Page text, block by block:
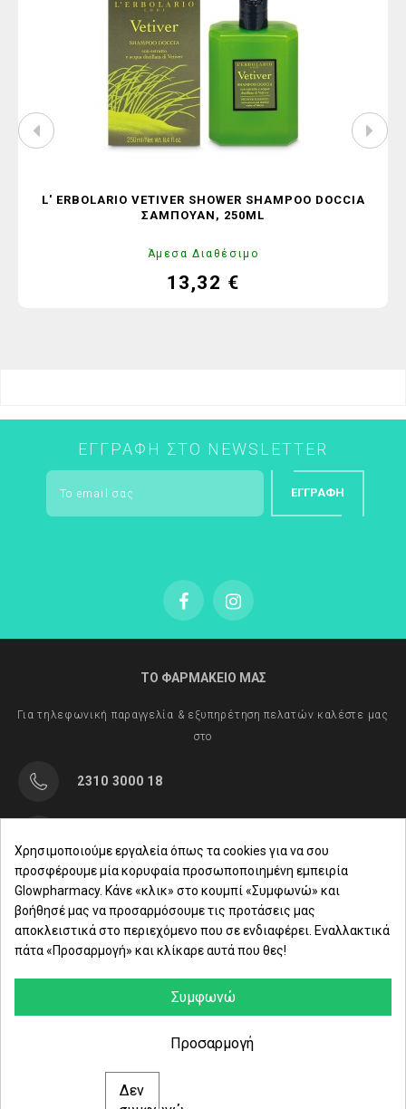
L' ERBOLARIO VETIVER SHOWER SHAMPOO DOCCIA
ΣΑΜΠΟΥΆΝ, 250ML
Άμεσα Διαθέσιμο
Τιμή
13,32 €
ΕΓΓΡΑΦΉ ΣΤΟ NEWSLETTER
ΕΓΓΡΑΦΉ
ΤΟ ΦΑΡΜΑΚΕΙΟ ΜΑΣ
Για τηλεφωνική παραγγελία & εξυπηρέτηση πελατών καλέστε μας
στο
2310 3000 18
Δευ. - Παρ.: 8:00 - 21:00
Σάββατο: 09:00-15:00
ΕΤΑΙΡΕΙΑ
© 2021 glowpharmacy.gr
Χρησιμοποιούμε εργαλεία όπως τα cookies για να σου
προσφέρουμε μία κορυφαία προσωποποιημένη εμπειρία
Glowpharmacy. Κάνε «κλικ» στο κουμπί «Συμφωνώ» και
βοήθησέ μας να προσαρμόσουμε τις προτάσεις μας
αποκλειστικά στο περιεχόμενο που σε ενδιαφέρει. Εναλλακτικά
πάτα «Προσαρμογή» και κλίκαρε αυτά που θες!
Συμφωνώ
Δεν
Προσαρμογή